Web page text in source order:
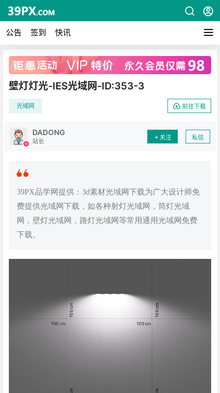
公告 签到 快讯
广告
壁灯灯光-IES光域网-ID:353-3
光域网 前往下载
DADONG
站长
关注 私信
39PX品学网提供：3d素材光域网下载为广大设计师免
费提供光域网下载，如各种射灯光域网，筒灯光域
网，壁灯光域网，路灯光域网等常用通用光域网免费
下载。